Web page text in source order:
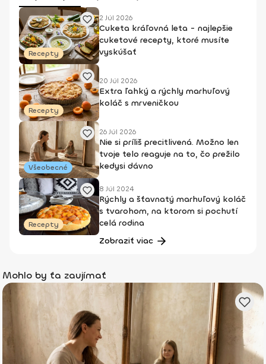
Recepty
2 Júl 2026
Cuketa kráľovná leta - najlepšie
cuketové recepty, ktoré musíte
vyskúšať
Recepty
20 Júl 2026
Extra ľahký a rýchly marhuľový
koláč s mrveničkou
Všeobecné
26 Júl 2026
Nie si príliš precitlivená. Možno len
tvoje telo reaguje na to, čo prežilo
kedysi dávno
Recepty
8 Júl 2024
Rýchly a šťavnatý marhuľový koláč
s tvarohom, na ktorom si pochutí
celá rodina
Zobraziť viac
Mohlo by ťa zaujímať